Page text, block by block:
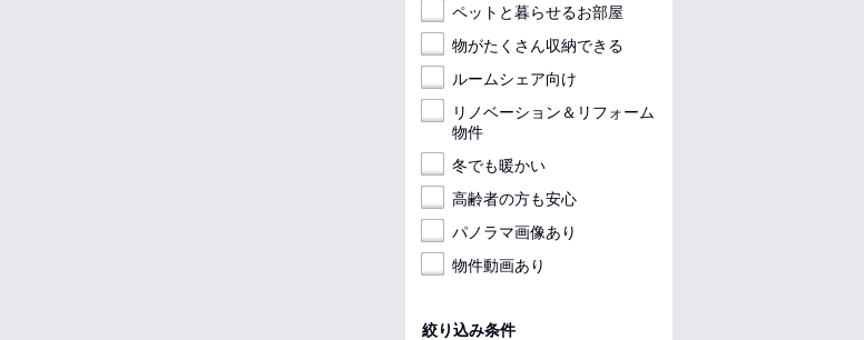
ペットと暮らせるお部屋
物がたくさん収納できる
ルームシェア向け
リノベーション＆リフォーム
物件
冬でも暖かい
高齢者の方も安心
パノラマ画像あり
物件動画あり
絞り込み条件